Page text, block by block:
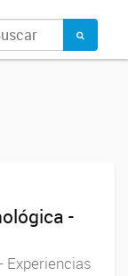
-
Experiencias